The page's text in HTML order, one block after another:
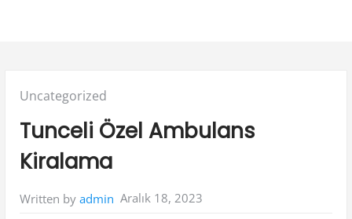
Posted
Uncategorized
Tunceli Özel Ambulans
Kiralama
Written by admin Aralık 18, 2023